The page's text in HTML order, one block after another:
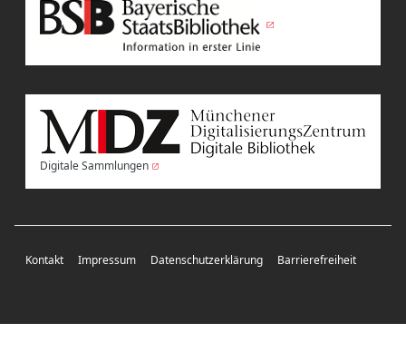
Digitale Sammlungen
Kontakt Impressum Datenschutzerklärung Barrierefreiheit